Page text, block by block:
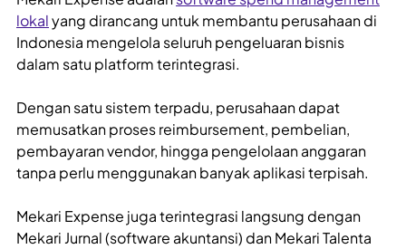
lokalyang dirancang untuk membantu perusahaan di
Indonesia mengelola seluruh pengeluaran bisnis
dalam satu platform terintegrasi.
Dengan satu sistem terpadu, perusahaan dapat
memusatkan proses reimbursement, pembelian,
pembayaran vendor, hingga pengelolaan anggaran
tanpa perlu menggunakan banyak aplikasi terpisah.
Mekari Expense juga terintegrasi langsung dengan
Mekari Jurnal (software akuntansi) dan Mekari Talenta